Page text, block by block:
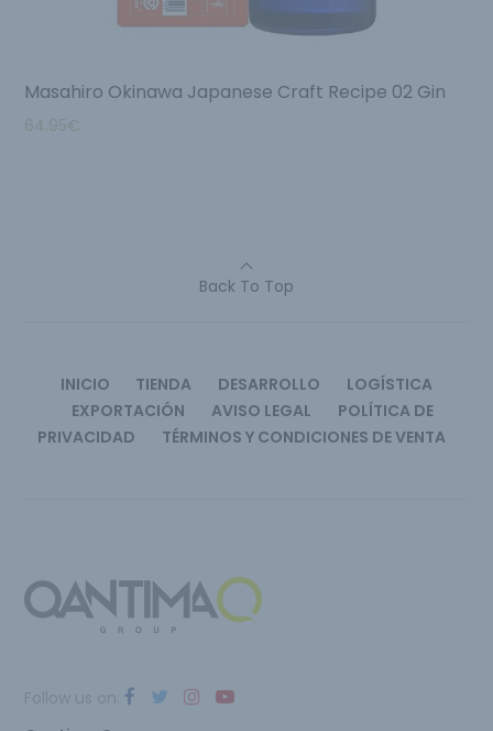
Masahiro Okinawa Japanese Craft Recipe 02 Gin
64.95€
Back To Top
INICIO TIENDA DESARROLLO
LOGÍSTICA
EXPORTACIÓN
AVISO LEGAL
POLÍTICA DE
PRIVACIDAD
TÉRMINOS Y CONDICIONES DE VENTA